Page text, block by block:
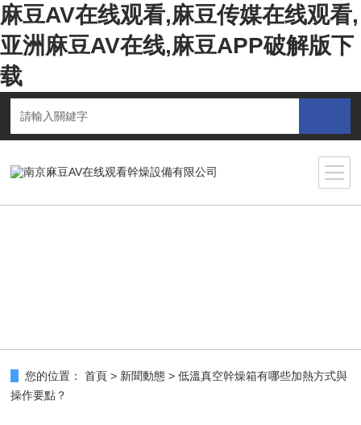
麻豆AV在线观看,麻豆传媒在线观看,
亚洲麻豆AV在线,麻豆APP破解版下
载
您的位置： 首頁 > 新聞動態 >低溫真空幹燥箱有哪些加熱方式與
操作要點？